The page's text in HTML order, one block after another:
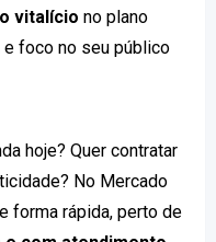
vitalício no plano
e foco no seu público
hoje? Quer contratar
No Mercado
forma rápida, perto de